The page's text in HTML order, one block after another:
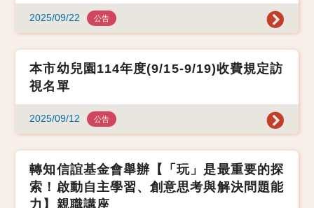
2025/09/22 公告
本市幼兒園114年度(9/15-9/19)收費規定訪
視名單
2025/09/12 公告
轉知信誼基金會舉辦【「玩」是最重要的探
索！啟動自主學習、創意思考與解決問題能
力】親職講座